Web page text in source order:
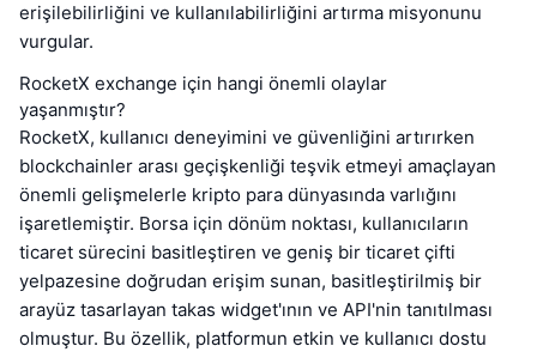
erişilebilirliğini ve kullanılabilirliğini artırma misyonunu
vurgular.
RocketX exchange için hangi önemli olaylar
yaşanmıştır?
RocketX, kullanıcı deneyimini ve güvenliğini artırırken
blockchainler arası geçişkenliği teşvik etmeyi amaçlayan
önemli gelişmelerle kripto para dünyasında varlığını
işaretlemiştir. Borsa için dönüm noktası, kullanıcıların
ticaret sürecini basitleştiren ve geniş bir ticaret çifti
yelpazesine doğrudan erişim sunan, basitleştirilmiş bir
arayüz tasarlayan takas widget'ının ve API'nin tanıtılması
olmuştur. Bu özellik, platformun etkin ve kullanıcı dostu